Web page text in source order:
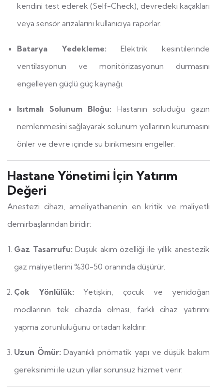
kendini test ederek (Self-Check), devredeki kaçakları
veya sensör arızalarını kullanıcıya raporlar.
Batarya Yedekleme: Elektrik kesintilerinde
ventilasyonun ve monitörizasyonun durmasını
engelleyen güçlü güç kaynağı.
Isıtmalı Solunum Bloğu: Hastanın soluduğu gazın
nemlenmesini sağlayarak solunum yollarının kurumasını
önler ve devre içinde su birikmesini engeller.
Hastane Yönetimi İçin Yatırım
Değeri
Anestezi cihazı, ameliyathanenin en kritik ve maliyetli
demirbaşlarından biridir:
Gaz Tasarrufu: Düşük akım özelliği ile yıllık anestezik
gaz maliyetlerini %30-50 oranında düşürür.
Çok Yönlülük: Yetişkin, çocuk ve yenidoğan
modlarının tek cihazda olması, farklı cihaz yatırımı
yapma zorunluluğunu ortadan kaldırır.
Uzun Ömür: Dayanıklı pnömatik yapı ve düşük bakım
gereksinimi ile uzun yıllar sorunsuz hizmet verir.